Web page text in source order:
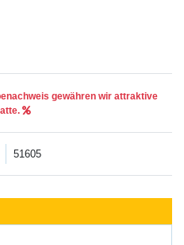
gewähren wir attraktive
51605